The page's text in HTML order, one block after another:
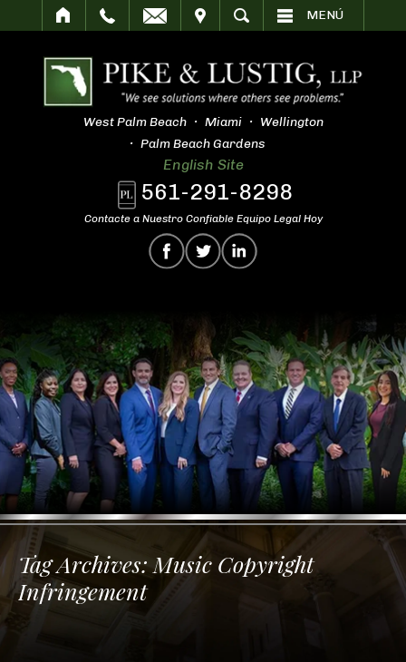
BUSCAR MENÚ
West Palm Beach Miami
Wellington
Palm Beach Gardens
English Site
561-291-8298
Contacte a Nuestro Confiable Equipo Legal Hoy
Tag Archives: Music Copyright
Infringement